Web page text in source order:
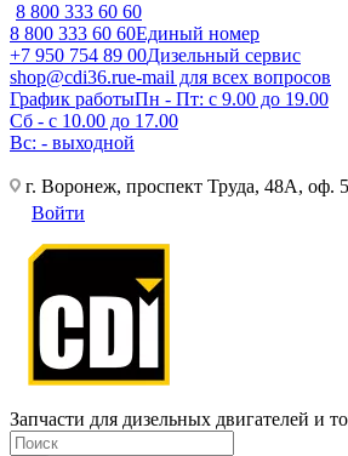
8 800 333 60 60
8 800 333 60 60Единый номер
+7 950 754 89 00Дизельный сервис
shop@cdi36.rue-mail для всех вопросов
График работыПн - Пт: с 9.00 до 19.00
Сб - с 10.00 до 17.00
Вс: - выходной
г. Воронеж, проспект Труда, 48А, оф.
Войти
Запчасти для дизельных двигателей и